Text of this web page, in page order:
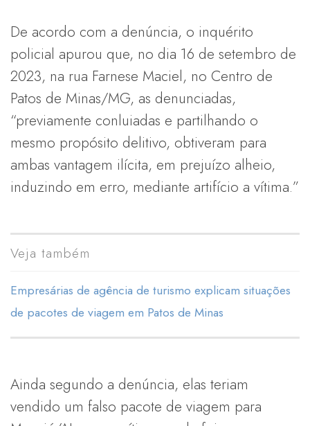
De acordo com a denúncia, o inquérito
policial apurou que, no dia 16 de setembro de
2023, na rua Farnese Maciel, no Centro de
Patos de Minas/MG, as denunciadas,
“previamente conluiadas e partilhando o
mesmo propósito delitivo, obtiveram para
ambas vantagem ilícita, em prejuízo alheio,
induzindo em erro, mediante artifício a vítima.”
Veja também
Empresárias de agência de turismo explicam situações
de pacotes de viagem em Patos de Minas
Ainda segundo a denúncia, elas teriam
vendido um falso pacote de viagem para